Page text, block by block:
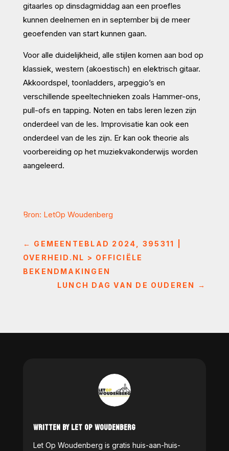
gitaarles op dinsdagmiddag aan een proefles
kunnen deelnemen en in september bij de meer
geoefenden van start kunnen gaan.
Voor alle duidelijkheid, alle stijlen komen aan bod op
klassiek, western (akoestisch) en elektrisch gitaar.
Akkoordspel, toonladders, arpeggio’s en
verschillende speeltechnieken zoals Hammer-ons,
pull-ofs en tapping. Noten en tabs leren lezen zijn
onderdeel van de les. Improvisatie kan ook een
onderdeel van de les zijn. Er kan ook theorie als
voorbereiding op het muziekvakonderwijs worden
aangeleerd.
Bron: LetOp Woudenberg
← GEMEENTEBLAD 2024, 395311 |
OVERHEID.NL > OFFICIËLE
BEKENDMAKINGEN
LUNCH DAG VAN DE OUDEREN
→
WRITTEN BY LET OP WOUDENBERG
Let Op Woudenberg is gratis huis-aan-huis-